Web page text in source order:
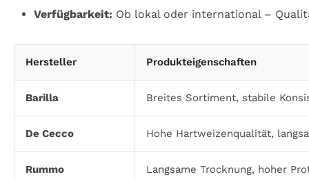
Verfügbarkeit: Ob lokal oder international –
Hersteller Produkteigenschaften
Barilla Breites Sortiment, stabile
De Cecco Hohe Hartweizenqualität,
Rummo Langsame Trocknung, hoher